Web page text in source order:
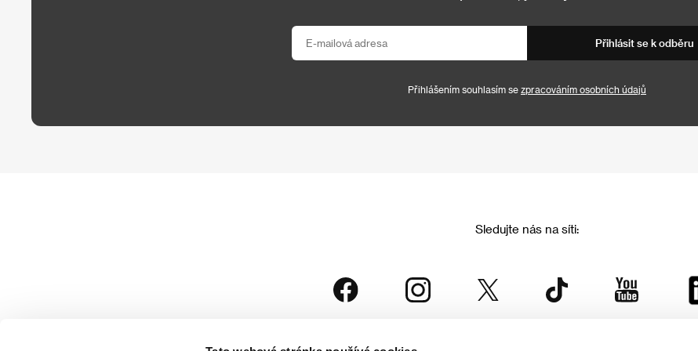
Přihlásit se k odběru
Přihlášením souhlasím se zpracováním osobních údajů
Sledujte nás na síti: